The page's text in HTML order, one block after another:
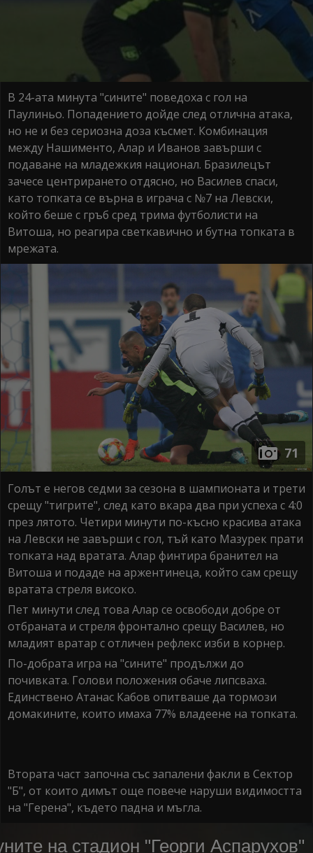
В 24-ата минута "сините" поведоха с гол на
Паулиньо. Попадението дойде след отлична атака,
но не и без сериозна доза късмет. Комбинация
между Нашименто, Алар и Иванов завърши с
подаване на младежкия национал. Бразилецът
зачесе центрирането отдясно, но Василев спаси,
като топката се върна в играча с №7 на Левски,
който беше с гръб сред трима футболисти на
Витоша, но реагира светкавично и бутна топката в
мрежата.
71
Голът е негов седми за сезона в шампионата и трети
срещу "тигрите", след като вкара два при успеха с 4:0
през лятото. Четири минути по-късно красива атака
на Левски не завърши с гол, тъй като Мазурек прати
топката над вратата. Алар финтира бранител на
Витоша и подаде на аржентинеца, който сам срещу
вратата стреля високо.
Пет минути след това Алар се освободи добре от
отбраната и стреля фронтално срещу Василев, но
младият вратар с отличен рефлекс изби в корнер.
По-добрата игра на "сините" продължи до
почивката. Голови положения обаче липсваха.
Единствено Атанас Кабов опитваше да тормози
домакините, които имаха 77% владеене на топката.
Втората част започна със запалени факли в Сектор
"Б", от които димът още повече наруши видимостта
на "Герена", където падна и мъгла.